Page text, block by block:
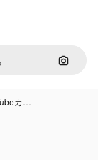
画像で
カ…